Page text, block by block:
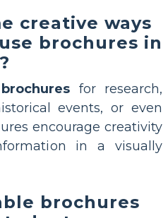
creative ways
brochures in
for research,
events, or even
encourage creativity
in a visually
brochures